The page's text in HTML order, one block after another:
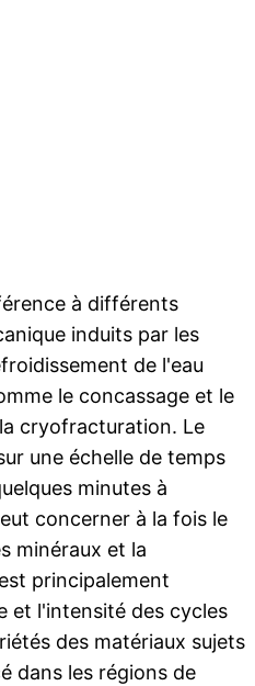
à différents
induits par les
de l'eau
le concassage et le
cryofracturation. Le
une échelle de temps
minutes à
concerner à la fois le
minéraux et la
principalement
et l'intensité des cycles
des matériaux sujets
dans les régions de